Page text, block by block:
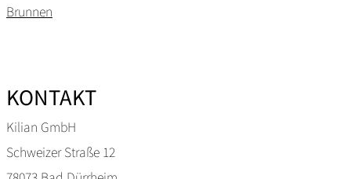
Brunnen
KONTAKT
Kilian GmbH
Schweizer Straße 12